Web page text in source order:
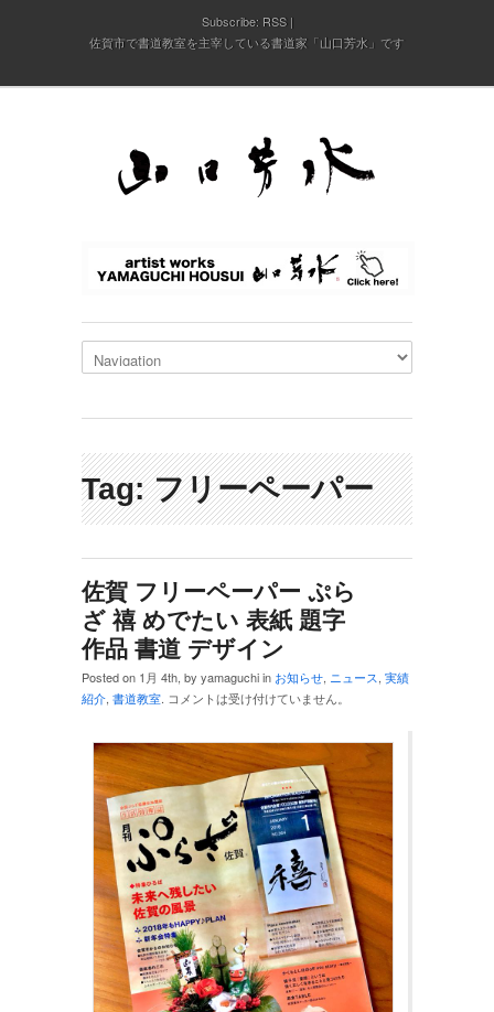
Subscribe: RSS
佐賀市で書道教室を主宰している書道家「山口芳水」です
Tag: フリーペーパー
佐賀 フリーペーパー ぷら
ざ 禧 めでたい 表紙 題字
作品 書道 デザイン
Posted on 1月 4th, by yamaguchi in お知らせ, ニュース, 実績
紹介, 書道教室. コメントは受け付けていません。